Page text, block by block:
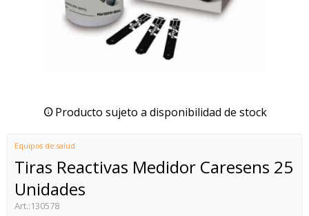
Producto sujeto a disponibilidad de stock
Equipos de salud
Tiras Reactivas Medidor Caresens 25
Unidades
130578